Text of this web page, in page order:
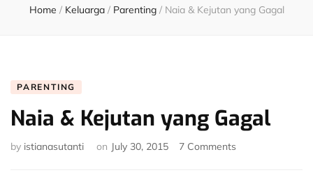
Home / Keluarga / Parenting / Naia & Kejutan yang Gagal
PARENTING
Naia & Kejutan yang Gagal
by istianasutanti on July 30, 2015 7 Comments